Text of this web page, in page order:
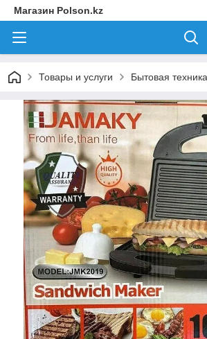
Магазин Polson.kz
Товары и услуги Бытовая техника